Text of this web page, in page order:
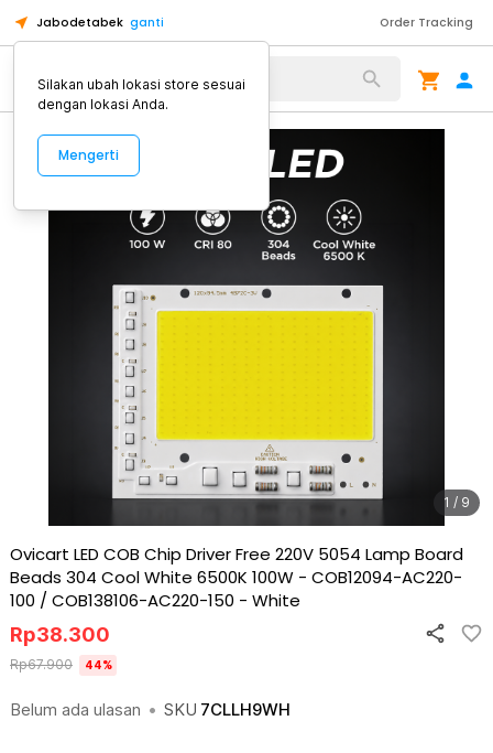
Jabodetabek ganti Order Tracking
Alat Kopi
1 / 9
Ovicart LED COB Chip Driver Free 220V 5054 Lamp Board
Beads 304 Cool White 6500K 100W - COB12094-AC220-
100 / COB138106-AC220-150 - White
Belum ada ulasan • SKU 7CLLH9WH
Rp38.300
Rp67.900 44%
Silakan ubah lokasi store sesuai
dengan lokasi Anda.
Mengerti